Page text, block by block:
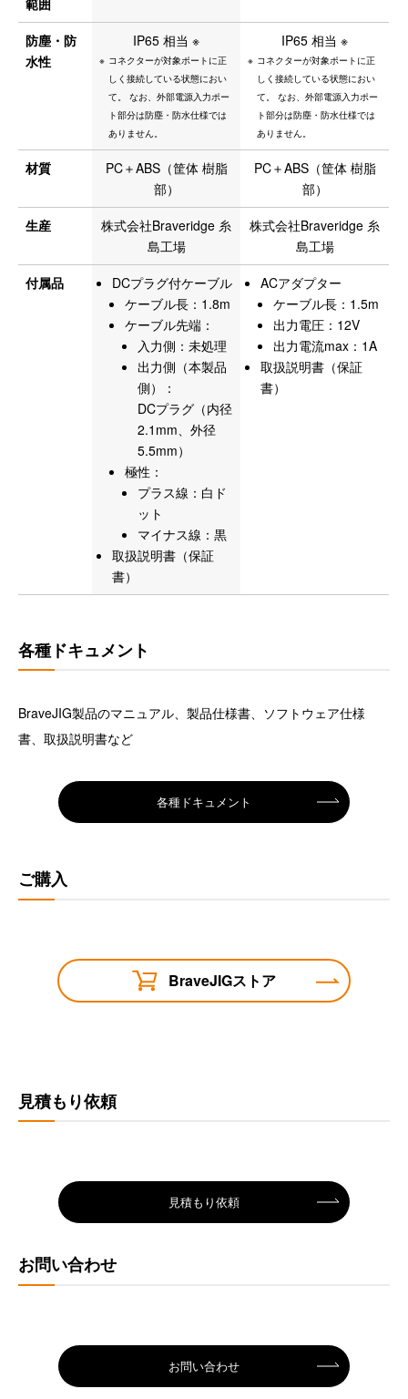
範囲
防塵・防
水性
IP65 相当 ※
コネクターが対象ポートに正
しく接続している状態におい
て。 なお、外部電源入力ポー
ト部分は防塵・防水仕様では
ありません。
IP65 相当 ※
コネクターが対象ポートに正
しく接続している状態におい
て。 なお、外部電源入力ポー
ト部分は防塵・防水仕様では
ありません。
材質
PC＋ABS（筐体 樹脂
部）
PC＋ABS（筐体 樹脂
部）
生産
株式会社Braveridge 糸
島工場
株式会社Braveridge 糸
島工場
付属品
DCプラグ付ケーブル
ケーブル長：1.8m
ケーブル先端：
入力側：未処理
出力側（本製品
側）：
DCプラグ（内径
2.1mm、外径
5.5mm）
極性：
プラス線：白ド
ット
マイナス線：黒
取扱説明書（保証
書）
ACアダプター
ケーブル長：1.5m
出力電圧：12V
出力電流max：1A
取扱説明書（保証
書）
各種ドキュメント
BraveJIG製品のマニュアル、製品仕様書、ソフトウェア仕様
書、取扱説明書など
各種ドキュメント
ご購入
BraveJIGストア
見積もり依頼
見積もり依頼
お問い合わせ
お問い合わせ